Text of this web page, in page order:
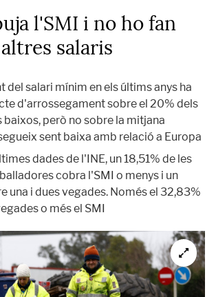
l'SMI i no ho fan
salaris
del salari mínim en els últims anys ha
d'arrossegament sobre el 20% dels
baixos, però no sobre la mitjana
sent baixa amb relació a Europa
dades de l'INE, un 18,51% de les
cobra l'SMI o menys i un
una i dues vegades. Només el 32,83%
o més el SMI